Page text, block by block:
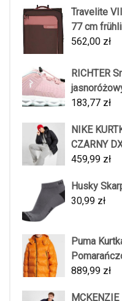
Travelite
77 cm
562,00 zł
RICHTER
183,77 zł
NIKE
CZARNY
459,99 zł
Husky
30,99 zł
Puma
889,99 zł
MCKENZIE